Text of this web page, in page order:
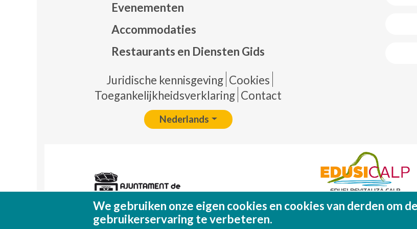
Evenementen
Accommodaties
Restaurants en Diensten Gids
Pie de página
Juridische kennisgeving Cookies
Toegankelijkheidsverklaring Contact
Nederlands
Fondo Europeo de Desarrollo
We gebruiken onze eigen cookies en cookies van derden om de
gebruikerservaring te verbeteren.